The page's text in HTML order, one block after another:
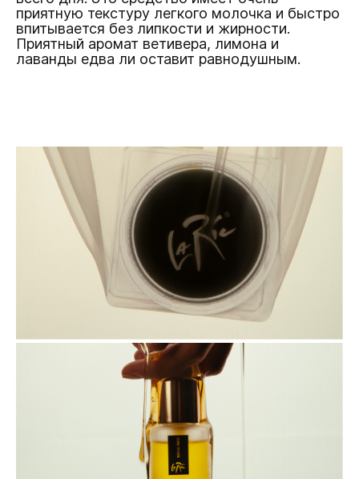
приятную текстуру легкого молочка и быстро
впитывается без липкости и жирности.
Приятный аромат ветивера, лимона и
лаванды едва ли оставит равнодушным.